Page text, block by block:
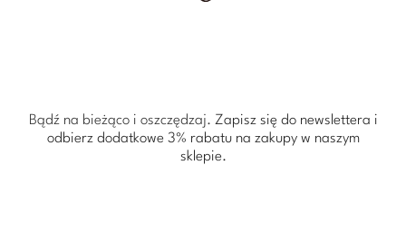
Bądź na bieżąco i oszczędzaj. Zapisz się do newslettera i
odbierz dodatkowe 3% rabatu na zakupy w naszym
sklepie.